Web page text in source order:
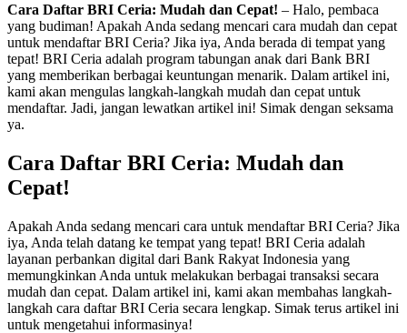
Cara Daftar BRI Ceria: Mudah dan Cepat! – Halo, pembaca
yang budiman! Apakah Anda sedang mencari cara mudah dan cepat
untuk mendaftar BRI Ceria? Jika iya, Anda berada di tempat yang
tepat! BRI Ceria adalah program tabungan anak dari Bank BRI
yang memberikan berbagai keuntungan menarik. Dalam artikel ini,
kami akan mengulas langkah-langkah mudah dan cepat untuk
mendaftar. Jadi, jangan lewatkan artikel ini! Simak dengan seksama
ya.
Cara Daftar BRI Ceria: Mudah dan
Cepat!
Apakah Anda sedang mencari cara untuk mendaftar BRI Ceria? Jika
iya, Anda telah datang ke tempat yang tepat! BRI Ceria adalah
layanan perbankan digital dari Bank Rakyat Indonesia yang
memungkinkan Anda untuk melakukan berbagai transaksi secara
mudah dan cepat. Dalam artikel ini, kami akan membahas langkah-
langkah cara daftar BRI Ceria secara lengkap. Simak terus artikel ini
untuk mengetahui informasinya!